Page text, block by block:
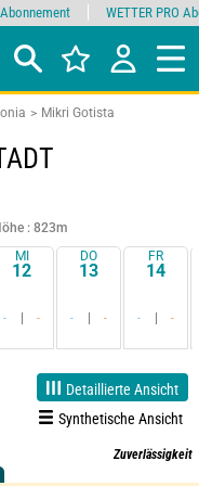
Mikri Gotista
: 823m
MI
12
- -
DO
13
- -
FR
14
- -
Detaillierte Ansicht
Synthetische Ansicht
Zuverlässigkeit
WETTER PRO